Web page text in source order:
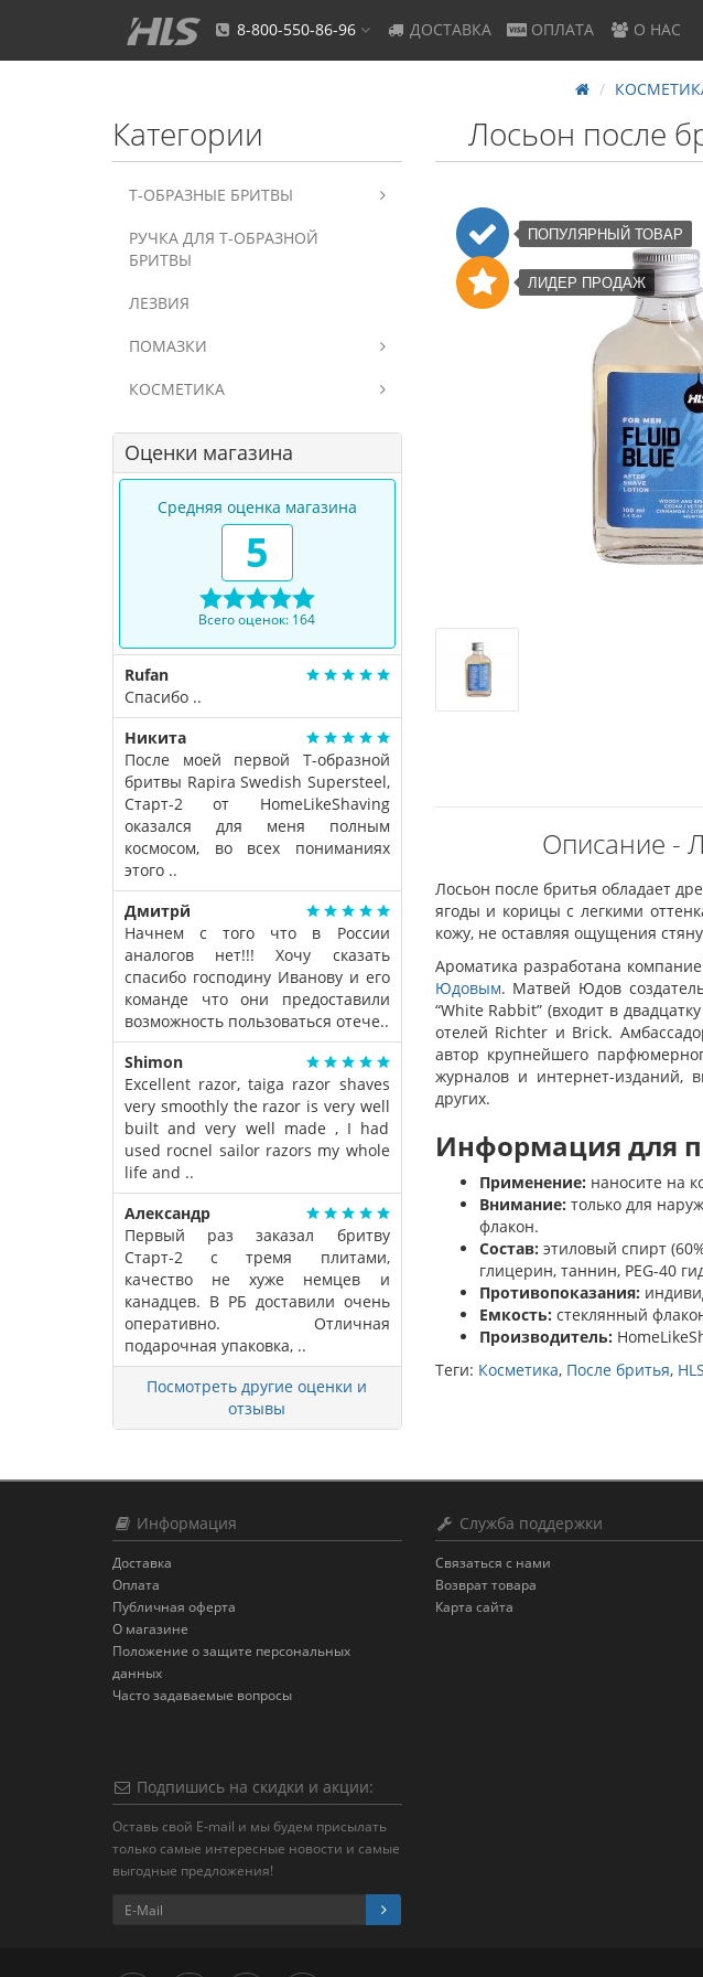
8-800-550-86-96 ДОСТАВКА ОПЛАТА О НАС
Категории
Т-ОБРАЗНЫЕ БРИТВЫ
РУЧКА ДЛЯ Т-ОБРАЗНОЙ
БРИТВЫ
ЛЕЗВИЯ
ПОМАЗКИ
КОСМЕТИКА
Оценки магазина
Средняя оценка магазина
5
Всего оценок: 164
Rufan
Спасибо ..
Никита
После моей первой Т-образной
бритвы Rapira Swedish Supersteel,
Старт-2 от HomeLikeShaving
оказался для меня полным
космосом, во всех пониманиях
этого ..
Дмитрй
Начнем с того что в России
аналогов нет!!! Хочу сказать
спасибо господину Иванову и его
команде что они предоставили
возможность пользоваться отече..
Shimon
Excellent razor, taiga razor shaves
very smoothly the razor is very well
built and very well made , I had
used rocnel sailor razors my whole
life and ..
Александр
Первый раз заказал бритву
Старт-2 с тремя плитами,
качество не хуже немцев и
канадцев. В РБ доставили очень
оперативно. Отличная
подарочная упаковка, ..
Посмотреть другие оценки и
отзывы
Лосьон после
ПОПУЛЯРНЫЙ ТОВАР
ЛИДЕР ПРОДАЖ
Описание -
Лосьон после бритья обладает
ягоды и корицы с легкими
кожу, не оставляя ощущения
Ароматика разработана
Юдовым. Матвей Юдов
“White Rabbit” (входит в
отелей Richter и Brick.
автор крупнейшего
журналов и интернет-изданий,
других.
Информация для
Применение: наносите на
Внимание: только для
флакон.
Состав: этиловый спирт
глицерин, таннин, PEG-40
Противопоказания:
Емкость: стеклянный
Производитель:
Теги: Косметика, После бритья, HLS
Информация
Доставка
Оплата
Публичная оферта
О магазине
Положение о защите персональных
данных
Часто задаваемые вопросы
Служба поддержки
Связаться с нами
Возврат товара
Карта сайта
Подпишись на скидки и акции:
Оставь свой E-mail и мы будем присылать
только самые интересные новости и самые
выгодные предложения!